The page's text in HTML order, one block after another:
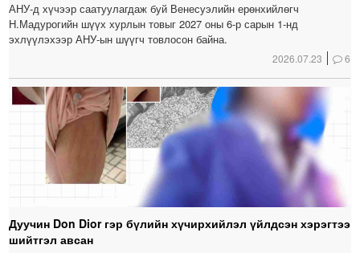
АНУ-д хүчээр саатуулагдаж буй Венесуэлийн ерөнхийлөгч
Н.Мадурогийн шүүх хурлын товыг 2027 оны 6-р сарын 1-нд
эхлүүлэхээр АНУ-ын шүүгч товлосон байна.
2026.07.23 6
Дуучин Don Dior гэр бүлийн хүчирхийлэл үйлдсэн хэрэгтээ
шийтгэл авсан